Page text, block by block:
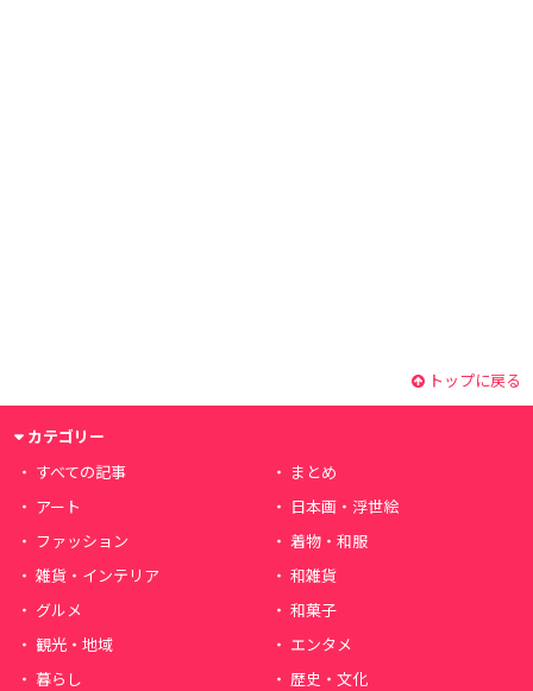
トップに戻る
カテゴリー
すべての記事
まとめ
アート
日本画・浮世絵
ファッション
着物・和服
雑貨・インテリア
和雑貨
グルメ
和菓子
観光・地域
エンタメ
暮らし
歴史・文化